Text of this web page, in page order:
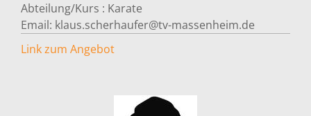
Abteilung/Kurs : Karate
Email: klaus.scherhaufer@tv-massenheim.de
Link zum Angebot